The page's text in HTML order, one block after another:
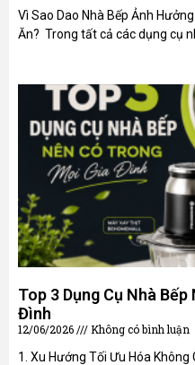
Vì Sao Dao Nhà Bếp Ảnh
Ăn? Trong tất cả các dụng cụ
Top 3 Dụng Cụ Nhà
Đình
12/06/2026
Không có bình luận
1. Xu Hướng Tối Ưu Hóa Không